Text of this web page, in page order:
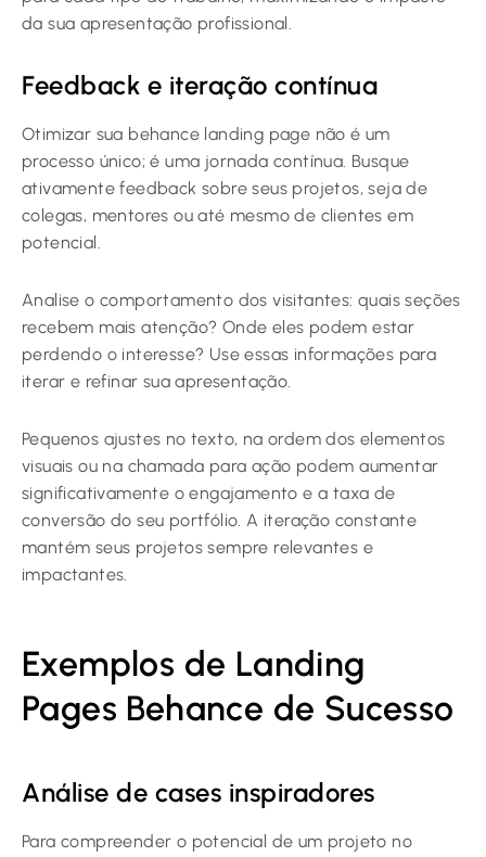
da sua apresentação profissional.
Feedback e iteração contínua
Otimizar sua behance landing page não é um
processo único; é uma jornada contínua. Busque
ativamente feedback sobre seus projetos, seja de
colegas, mentores ou até mesmo de clientes em
potencial.
Analise o comportamento dos visitantes: quais seções
recebem mais atenção? Onde eles podem estar
perdendo o interesse? Use essas informações para
iterar e refinar sua apresentação.
Pequenos ajustes no texto, na ordem dos elementos
visuais ou na chamada para ação podem aumentar
significativamente o engajamento e a taxa de
conversão do seu portfólio. A iteração constante
mantém seus projetos sempre relevantes e
impactantes.
Exemplos de Landing
Pages Behance de Sucesso
Análise de cases inspiradores
Para compreender o potencial de um projeto no